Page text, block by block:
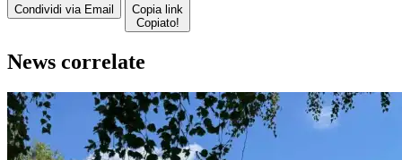
Condividi via Email
Copia link
Copiato!
News correlate